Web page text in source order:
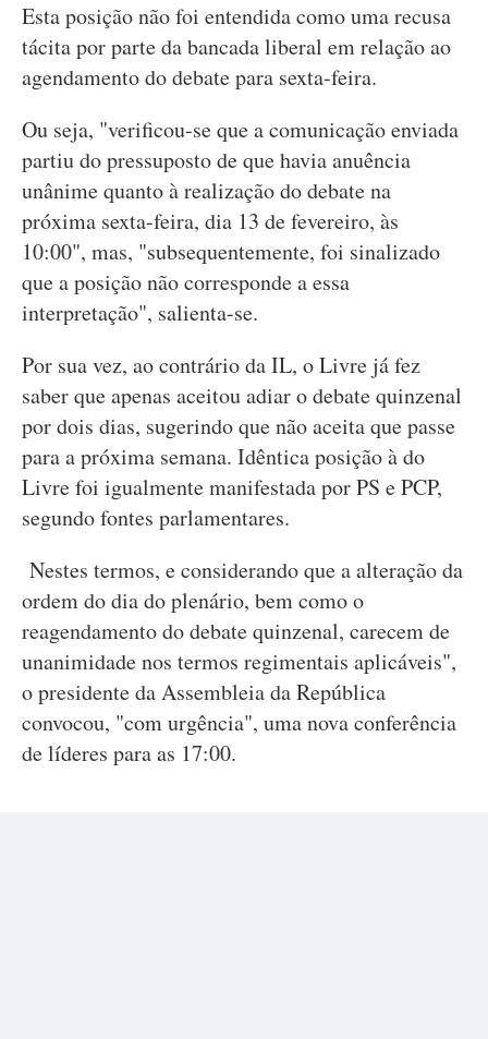
Esta posição não foi entendida como uma recusa
tácita por parte da bancada liberal em relação ao
agendamento do debate para sexta-feira.
Ou seja, "verificou-se que a comunicação enviada
partiu do pressuposto de que havia anuência
unânime quanto à realização do debate na
próxima sexta-feira, dia 13 de fevereiro, às
10:00", mas, "subsequentemente, foi sinalizado
que a posição não corresponde a essa
interpretação", salienta-se.
Por sua vez, ao contrário da IL, o Livre já fez
saber que apenas aceitou adiar o debate quinzenal
por dois dias, sugerindo que não aceita que passe
para a próxima semana. Idêntica posição à do
Livre foi igualmente manifestada por PS e PCP,
segundo fontes parlamentares.
Nestes termos, e considerando que a alteração da
ordem do dia do plenário, bem como o
reagendamento do debate quinzenal, carecem de
unanimidade nos termos regimentais aplicáveis",
o presidente da Assembleia da República
convocou, "com urgência", uma nova conferência
de líderes para as 17:00.